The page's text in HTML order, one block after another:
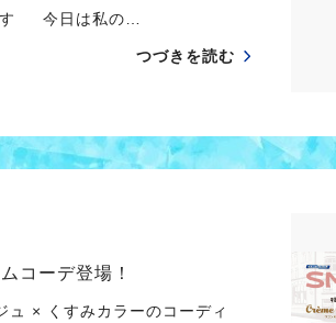
今日は私の…
つづきを読む
コーデ登場！
ュ × くすみカラーのコーディ